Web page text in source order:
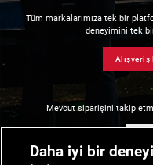
Tüm markalarımıza tek bir
deneyimini tek
Alışveriş
Mevcut siparişini takip
Daha iyi bir